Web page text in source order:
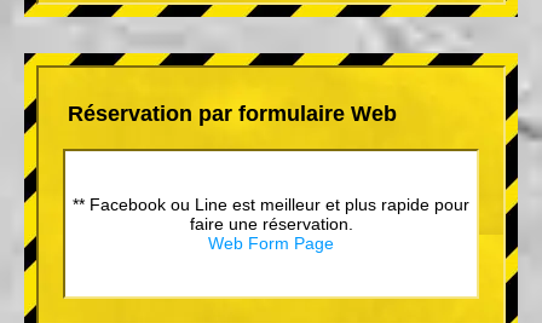
Réservation par formulaire Web
** Facebook ou Line est meilleur et plus rapide pour
faire une réservation.
Web Form Page